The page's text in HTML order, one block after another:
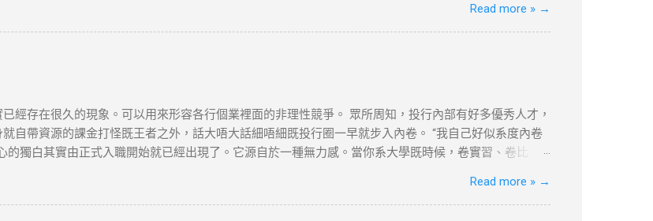
teaching, research outcomes, and extensive collaborations on an international level. Similarly, the Hong
has experienced significant strides in rankings, focusing on nurturing innovative talents and achieving
Read more » →
經存在很久的現象。可以用來形容各行個業裡面的非理性競爭。 眾所周知，投行內部有好多優秀人才，
自帶資源的課金打怪既王者之外，話大唔大話細唔細既投行圈一早就步入內卷。 “我自己好似系度內卷
獨白其實由正式入職開始就已經出現了。它源自於一種無力感。當你系大學既時候，卷實習、卷比
少，因為大部份人都唔想走，亦都唔知點走。出去第度你就可以確保搵到咁多？由Sell side跳去Buy
造緊價值？我唔知咁樣既工作係咪真系我想要既。 尼個或許就是人類的迷茫與矛盾吧。唔諗啦，返去
Read more » →